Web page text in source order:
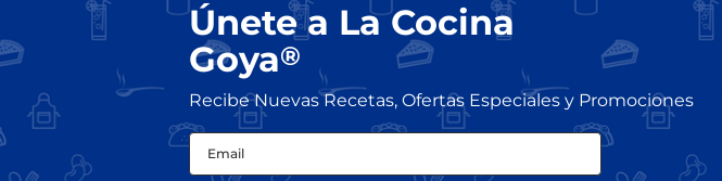
Únete a La Cocina
Goya®
Recibe Nuevas Recetas, Ofertas Especiales y Promociones
Email(Obligatorio)